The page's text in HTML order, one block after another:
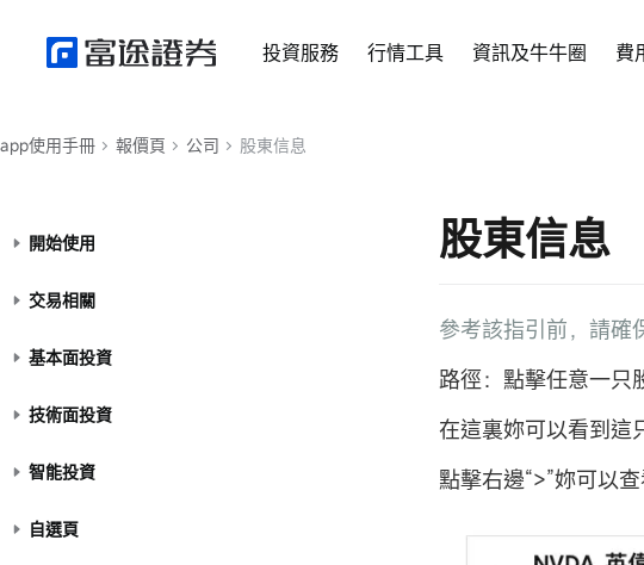
投資服務 行情工具 資訊及牛牛圈 費
app使用手冊 報價頁 公司 股東信息
開始使用
交易相關
基本面投資
技術面投資
智能投資
自選頁
股東信息
參考該指引前，請確
路徑：點擊任意一只
在這裏妳可以看到這
點擊右邊“>”妳可以